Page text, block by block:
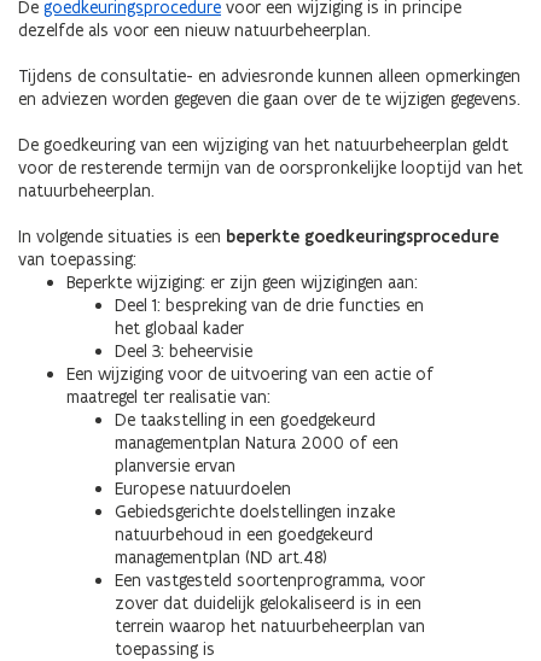
De goedkeuringsprocedure voor een wijziging is in principe
dezelfde als voor een nieuw natuurbeheerplan.
Tijdens de consultatie- en adviesronde kunnen alleen opmerkingen
en adviezen worden gegeven die gaan over de te wijzigen gegevens.
De goedkeuring van een wijziging van het natuurbeheerplan geldt
voor de resterende termijn van de oorspronkelijke looptijd van het
natuurbeheerplan.
In volgende situaties is een beperkte goedkeuringsprocedure
van toepassing:
Beperkte wijziging: er zijn geen wijzigingen aan:
Deel 1: bespreking van de drie functies en
het globaal kader
Deel 3: beheervisie
Een wijziging voor de uitvoering van een actie of
maatregel ter realisatie van:
De taakstelling in een goedgekeurd
managementplan Natura 2000 of een
planversie ervan
Europese natuurdoelen
Gebiedsgerichte doelstellingen inzake
natuurbehoud in een goedgekeurd
managementplan (ND art.48)
Een vastgesteld soortenprogramma, voor
zover dat duidelijk gelokaliseerd is in een
terrein waarop het natuurbeheerplan van
toepassing is